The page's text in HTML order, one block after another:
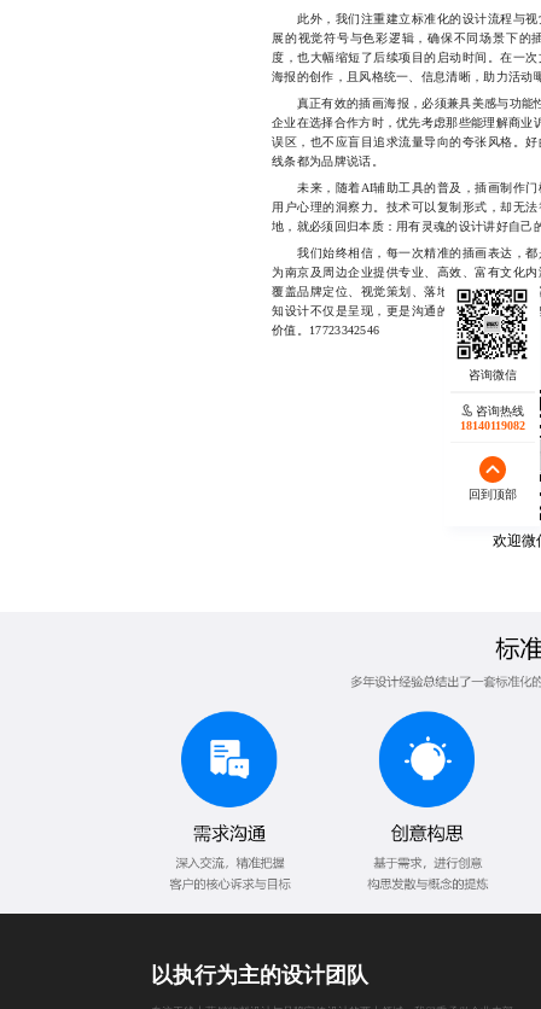
此外，我们注重建立标准化的设计流程与视
展的视觉符号与色彩逻辑，确保不同场景下的
度，也大幅缩短了后续项目的启动时间。在一
海报的创作，且风格统一、信息清晰，助力活动
真正有效的插画海报，必须兼具美感与功能
企业在选择合作方时，优先考虑那些能理解商业
误区，也不应盲目追求流量导向的夸张风格。
线条都为品牌说话。
未来，随着AI辅助工具的普及，插画制作门
用户心理的洞察力。技术可以复制形式，却无
地，就必须回归本质：用有灵魂的设计讲好自己
我们始终相信，每一次精准的插画表达，都
为南京及周边企业提供专业、高效、富有文化
覆盖品牌定位、视觉策划、落地执行的一体化
知设计不仅是呈现，更是沟通的桥梁，因此始
价值。17723342546
欢迎微
咨询热线
18140119082
回到顶部
以执行为主的设计团队